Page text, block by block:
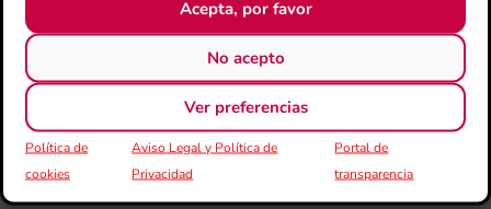
Acepta, por favor
No acepto
Ver preferencias
Política de
cookies
Aviso Legal y Política de
Privacidad
Portal de
transparencia